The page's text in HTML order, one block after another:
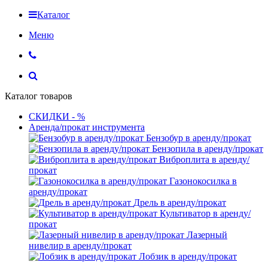
Каталог
Меню
Каталог товаров
СКИДКИ - %
Аренда/прокат инструмента
Бензобур в аренду/прокат
Бензопила в аренду/прокат
Виброплита в аренду/
прокат
Газонокосилка в
аренду/прокат
Дрель в аренду/прокат
Культиватор в аренду/
прокат
Лазерный
нивелир в аренду/прокат
Лобзик в аренду/прокат